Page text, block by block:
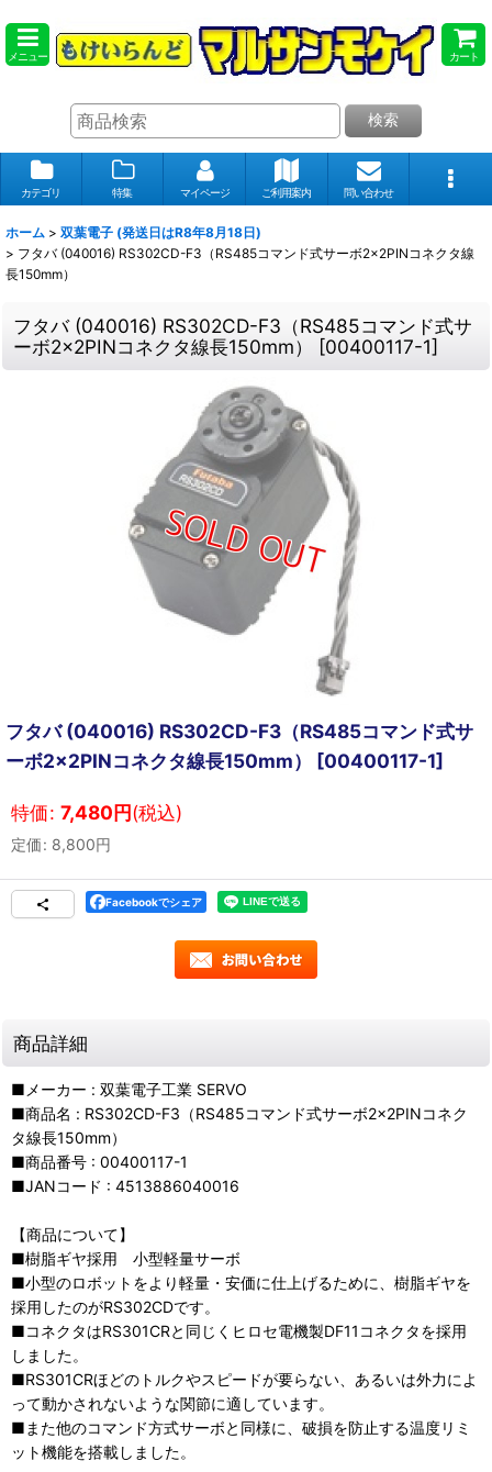
メニュー カート
検索
カテゴリ 特集 マイページ ご利用案内 問い合わせ
ホーム > 双葉電子 (発送日はR8年8月18日)
> フタバ (040016) RS302CD-F3（RS485コマンド式サーボ2×2PINコネクタ線
長150mm）
フタバ (040016) RS302CD-F3（RS485コマンド式サ
ーボ2×2PINコネクタ線長150mm） [00400117-1]
フタバ (040016) RS302CD-F3（RS485コマンド式サ
ーボ2×2PINコネクタ線長150mm） [00400117-1]
特価: 7,480円(税込)
定価: 8,800円
Facebookでシェア
商品詳細
■メーカー : 双葉電子工業 SERVO
■商品名 : RS302CD-F3（RS485コマンド式サーボ2×2PINコネク
タ線長150mm）
■商品番号 : 00400117-1
■JANコード : 4513886040016
【商品について】
■樹脂ギヤ採用 小型軽量サーボ
■小型のロボットをより軽量・安価に仕上げるために、樹脂ギヤを
採用したのがRS302CDです。
■コネクタはRS301CRと同じくヒロセ電機製DF11コネクタを採用
しました。
■RS301CRほどのトルクやスピードが要らない、あるいは外力によ
って動かされないような関節に適しています。
■また他のコマンド方式サーボと同様に、破損を防止する温度リミ
ット機能を搭載しました。